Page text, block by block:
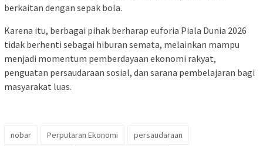
berkaitan dengan sepak bola.
Karena itu, berbagai pihak berharap euforia Piala Dunia 2026
tidak berhenti sebagai hiburan semata, melainkan mampu
menjadi momentum pemberdayaan ekonomi rakyat,
penguatan persaudaraan sosial, dan sarana pembelajaran bagi
masyarakat luas.
nobar Perputaran Ekonomi
persaudaraan